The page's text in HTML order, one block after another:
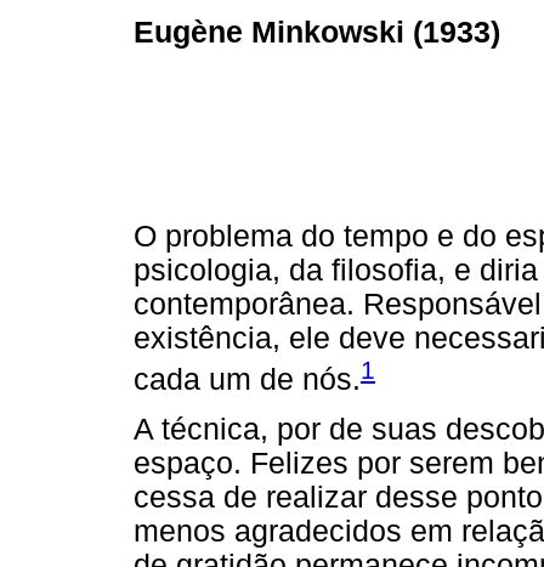
Eugène Minkowski (1933)
O problema do tempo e do
psicologia, da filosofia, e
contemporânea.
existência, ele deve
cada um de nós.1
A técnica, por de suas
espaço. Felizes por serem
cessa de realizar desse
menos agradecidos em